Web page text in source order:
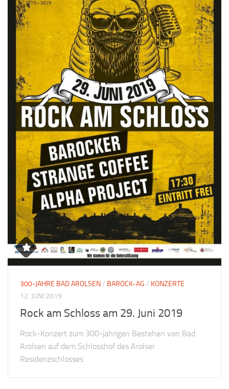
300-JAHRE BAD AROLSEN/ BAROCK-AG / KONZERTE
12. JUNI 2019
Rock am Schloss am 29. Juni 2019
Rock-Konzert zum 300-jährigen Bestehen von Bad
Arolsen auf dem Schlosshof des Arolser
Residenzschlosses